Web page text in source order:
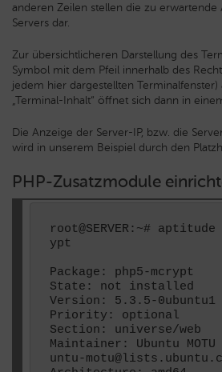
anderen Zeilen stellen die zu
Servers dar.
Zur übersichtlicheren Darstellung des
Symbol mit dem Pfeil innerhalb des
jedem hier dargestellten
„Terminal-Inhalt“ öffnet sich dann in
Die Anzeige der Server-IP, bzw. die
wird in unserem Beispiel durch den
PHP-Zusatzmodule
root@SERVER:~#
ypt
Package: php5-mcrypt
State: not installed
Version: 5.3.5-0ubuntu1
Priority: optional
Section: universe/web
Maintainer: Ubuntu
untu-